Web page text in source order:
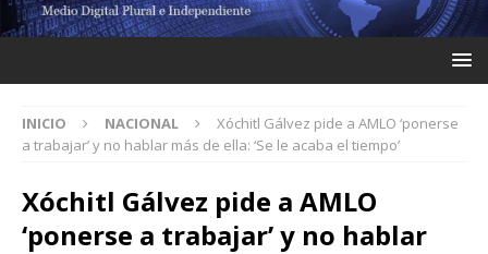
INICIO NACIONAL
Xóchitl Gálvez pide a AMLO ‘ponerse
a trabajar’ y no hablar más de ella: ‘Se le acaba el tiempo’
Xóchitl Gálvez pide a AMLO
‘ponerse a trabajar’ y no hablar